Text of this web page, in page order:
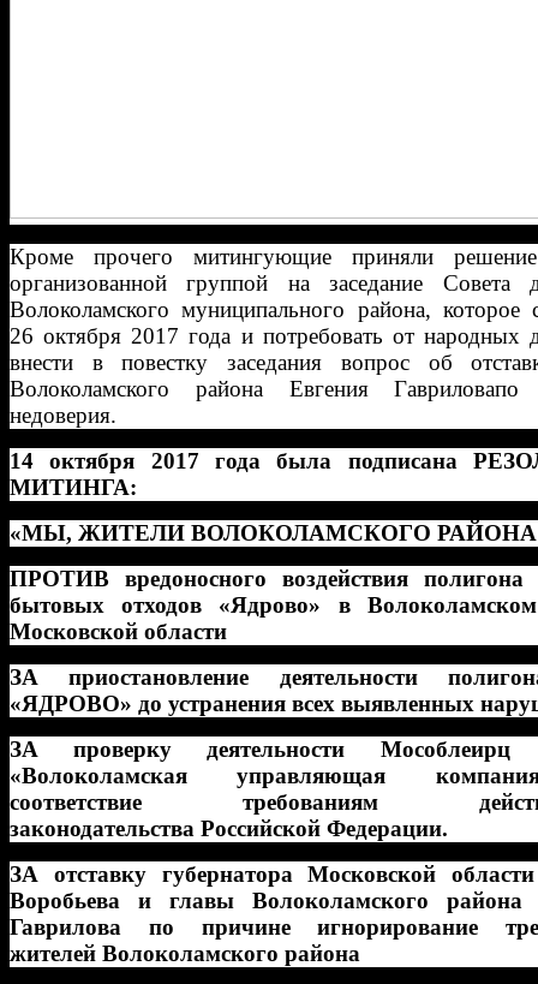
Кроме прочего митингующие приняли
организованной группой на заседание Совета
Волоколамского муниципального района, которое
26 октября 2017 года и потребовать от народных
внести в повестку заседания вопрос об
Волоколамского района Евгения Гавриловапо
недоверия.
14 октября 2017 года была подписана
МИТИНГА:
«МЫ, ЖИТЕЛИ ВОЛОКОЛАМСКОГО РАЙОНА
ПРОТИВ вредоносного воздействия полигона
бытовых отходов «Ядрово» в
Московской области
ЗА приостановление деятельности
«ЯДРОВО» до устранения всех выявленных
ЗА проверку деятельности
«Волоколамская управляющая
соответствие требованиям
законодательства Российской Федерации.
ЗА отставку губернатора Московской
Воробьева и главы Волоколамского района
Гаврилова по причине игнорирование
жителей Волоколамского района